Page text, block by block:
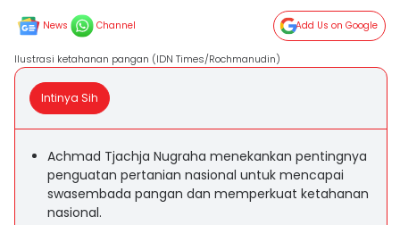
News Channel Add Us on Google
Ilustrasi ketahanan pangan (IDN Times/Rochmanudin)
Intinya Sih
Achmad Tjachja Nugraha menekankan pentingnya
penguatan pertanian nasional untuk mencapai
swasembada pangan dan memperkuat ketahanan
nasional.